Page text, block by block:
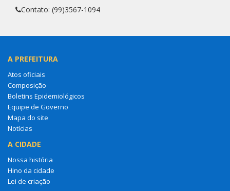
Contato: (99)3567-1094
A PREFEITURA
Atos oficiais
Composição
Boletins Epidemiológicos
Equipe de Governo
Mapa do site
Notícias
A CIDADE
Nossa história
Hino da cidade
Lei de criação